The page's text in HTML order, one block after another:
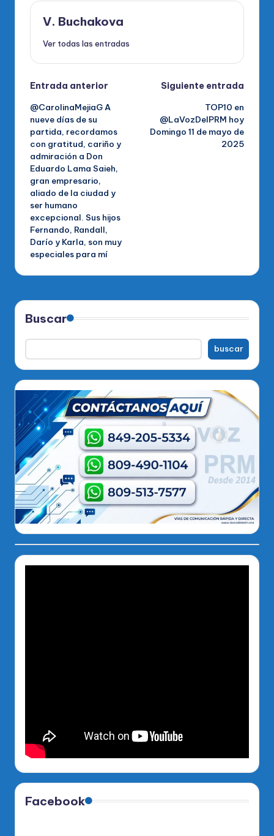
V. Buchakova
Ver todas las entradas
Navegación
de
entradas
Entrada anterior
@CarolinaMejiaG A
nueve días de su
partida, recordamos
con gratitud, cariño y
admiración a Don
Eduardo Lama Saieh,
gran empresario,
aliado de la ciudad y
ser humano
excepcional. Sus hijos
Fernando, Randall,
Darío y Karla, son muy
especiales para mí
Siguiente entrada
TOP10 en
@LaVozDelPRM hoy
Domingo 11 de mayo de
2025
Buscar
buscar
Facebook